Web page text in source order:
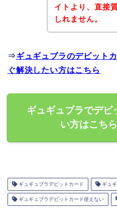
イトより、直接
しれません。
⇒ギュギュブラのデビット
ぐ解決したい方はこちら
ギュギュブラでデビ
い方はこち
ギュギュブラデビットカード ギュギ
ギュギュブラデビットカード使えない